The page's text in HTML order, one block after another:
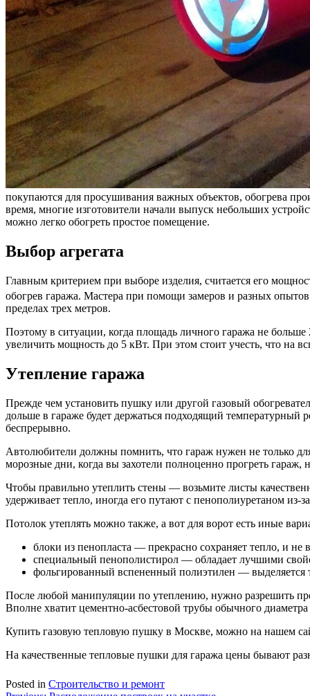
покупаются для просушивания важных объектов, обогрева
время, многие изготовители начали выпуск небольших
можно легко обогреть простое помещение.
Выбор агрегата
Главным критерием при выборе изделия, считается его
обогрев гаража. Мастера при помощи замеров и разных
пределах трех метров.
Поэтому в ситуации, когда площадь личного гаража не
увеличить мощность до 5 кВт. При этом стоит учесть, что на
Утепление гаража
Прежде чем установить пушку или другой газовый
дольше в гараже будет держаться подходящий температурный
беспрерывно.
Автолюбители должны помнить, что гараж нужен не только
морозные дни, когда вы захотели полноценно прогреть гараж,
Чтобы правильно утеплить стены — возьмите листы
удерживает тепло, иногда его путают с пенополиуретаном из-
Потолок утеплять можно также, а вот для ворот есть иные
блоки из пенопласта — прекрасно сохраняет тепло, и не
специальный пенополистирол — обладает лучшими
фольгированный вспененный полиэтилен — выделяется
После любой манипуляции по утеплению, нужно разрешить
Вполне хватит цементно-асбестовой трубы обычного диаметра
Купить газовую тепловую пушку в Москве, можно на нашем
На качественные тепловые пушки для гаража цены бывают
Posted in Строительство и ремонт